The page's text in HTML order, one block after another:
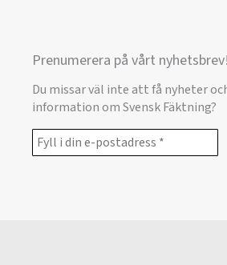
Prenumerera på vårt nyhetsbrev!
Du missar väl inte att få nyheter
information om Svensk Fäktning?